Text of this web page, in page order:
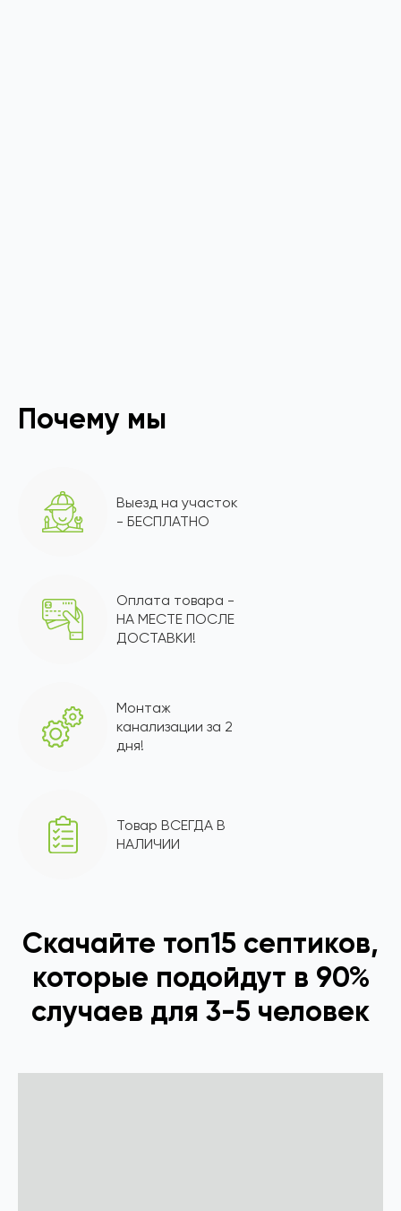
Почему мы
Выезд на участок
- БЕСПЛАТНО
Оплата товара -
НА МЕСТЕ ПОСЛЕ
ДОСТАВКИ!
Монтаж
канализации за 2
дня!
Товар ВСЕГДА В
НАЛИЧИИ
Скачайте топ15 септиков,
которые подойдут в 90%
случаев для 3-5 человек